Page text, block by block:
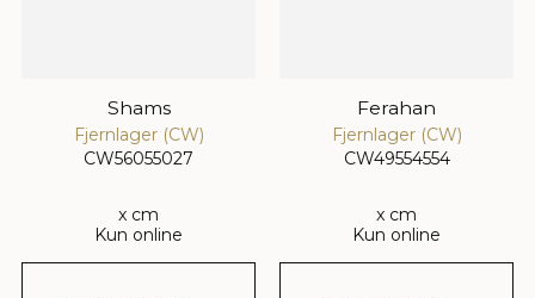
Shams
Fjernlager (CW)
CW56055027
x cm
Kun online
Ferahan
Fjernlager (CW)
CW49554554
x cm
Kun online